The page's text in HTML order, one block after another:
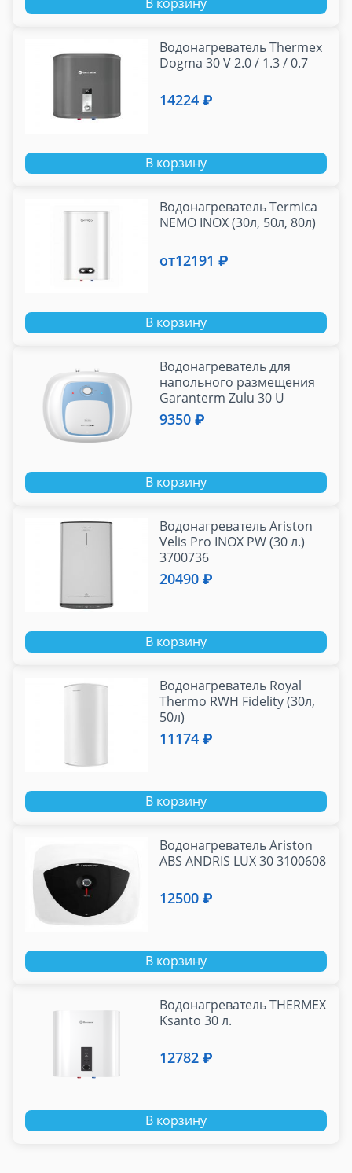
Водонагреватель Thermex
Dogma 30 V 2.0 / 1.3 / 0.7
14224 ₽
В корзину
Водонагреватель Termica
NEMO INOX (30л, 50л, 80л)
от12191 ₽
В корзину
Водонагреватель для
напольного размещения
Garanterm Zulu 30 U
ЭдЭБ03633
9350 ₽
В корзину
Водонагреватель Ariston
Velis Pro INOX PW (30 л.)
3700736
20490 ₽
В корзину
Водонагреватель Royal
Thermo RWH Fidelity (30л,
50л)
11174 ₽
В корзину
Водонагреватель Ariston
ABS ANDRIS LUX 30 3100608
12500 ₽
В корзину
Водонагреватель THERMEX
Ksanto 30 л.
12782 ₽
В корзину